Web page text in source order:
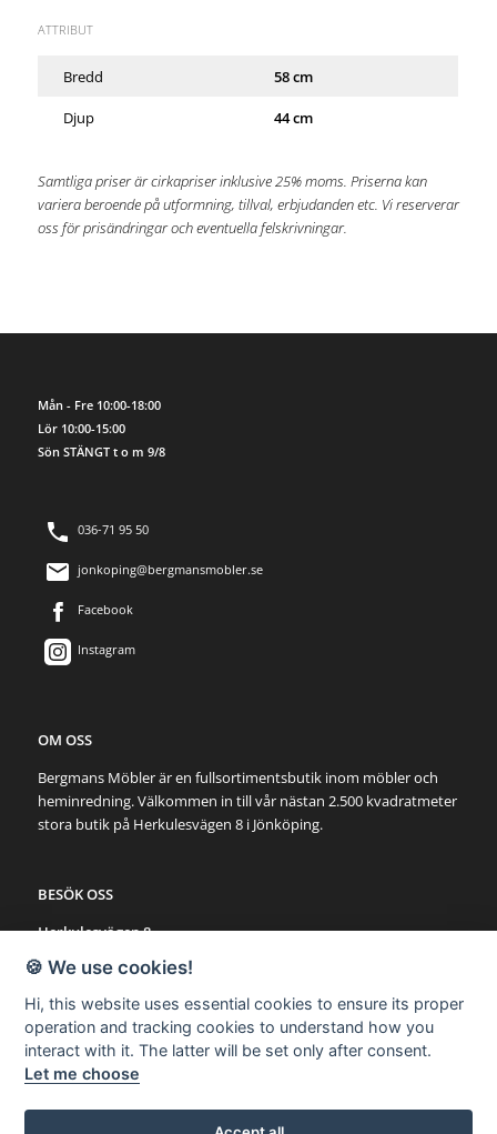
ATTRIBUT
Bredd 58 cm
Djup 44 cm
Samtliga priser är cirkapriser inklusive 25% moms. Priserna kan
variera beroende på utformning, tillval, erbjudanden etc. Vi reserverar
oss för prisändringar och eventuella felskrivningar.
Mån - Fre 10:00-18:00
Lör 10:00-15:00
Sön STÄNGT t o m 9/8
036-71 95 50
jonkoping@bergmansmobler.se
Facebook
Instagram
OM OSS
Bergmans Möbler är en fullsortimentsbutik inom möbler och
heminredning. Välkommen in till vår nästan 2.500 kvadratmeter
stora butik på Herkulesvägen 8 i Jönköping.
BESÖK OSS
Herkulesvägen 8
553 03 Jönköping
Karta via Google Maps
SNABBLÄNKAR
Möbler
🍪 We use cookies!
Hi, this website uses essential cookies to ensure its proper
operation and tracking cookies to understand how you
interact with it. The latter will be set only after consent.
Let me choose